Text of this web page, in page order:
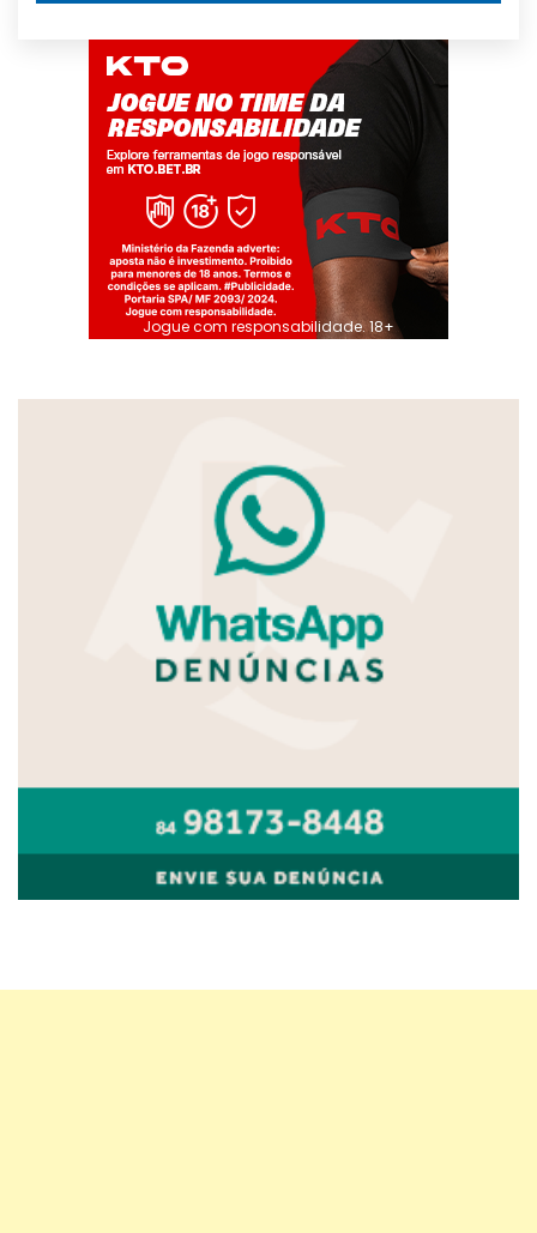
Jogue com responsabilidade. 18+